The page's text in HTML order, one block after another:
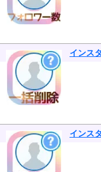
インス
インス